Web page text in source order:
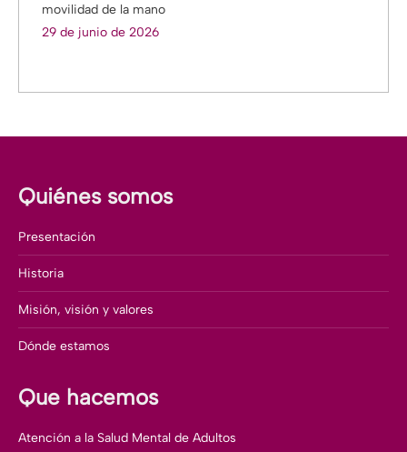
movilidad de la mano
29 de junio de 2026
Quiénes somos
Presentación
Historia
Misión, visión y valores
Dónde estamos
Que hacemos
Atención a la Salud Mental de Adultos